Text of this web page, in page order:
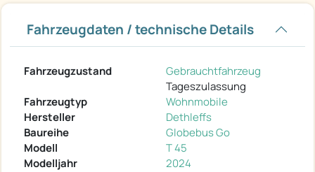
Fahrzeugdaten / technische Details
Fahrzeugzustand
Gebrauchtfahrzeug
Tageszulassung
Fahrzeugtyp
Wohnmobile
Hersteller
Dethleffs
Baureihe
Globebus Go
Modell
T 45
Modelljahr
2024